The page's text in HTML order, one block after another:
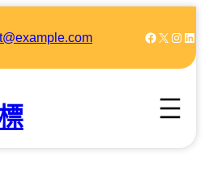
Facebook X Instagram LinkedIn